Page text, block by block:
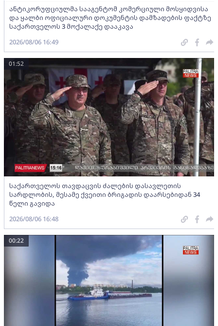
ანტიკორუფციულმა სააგენტომ კომერციული მოსყიდვისა
და ყალბი ოფიციალური დოკუმენტის დამზადების ფაქტზე
საქართველოს 3 მოქალაქე დააკავა
2026/08/06 16:49
საქართველოს თავდაცვის ძალების დასავლეთის
სარდლობის, მესამე ქვეითი ბრიგადის დაარსებიდან 34
წელი გავიდა
01:52
2026/08/06 16:48
00:22